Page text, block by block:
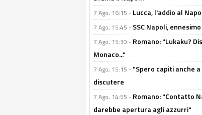
7 Ago, 16:15 - Lucca, l'addio al
7 Ago, 15:45 - SSC Napoli,
7 Ago, 15:30 - Romano: "Lukaku?
Monaco..."
7 Ago, 15:15 - "Spero capiti anche
discutere
7 Ago, 14:55 - Romano: "Contatto
darebbe apertura agli azzurri"